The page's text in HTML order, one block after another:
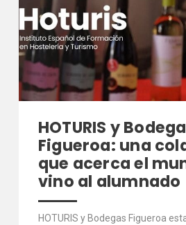
HOTURIS y
Figueroa: una
que acerca el
vino al alumnado
HOTURIS y Bodegas Figueroa